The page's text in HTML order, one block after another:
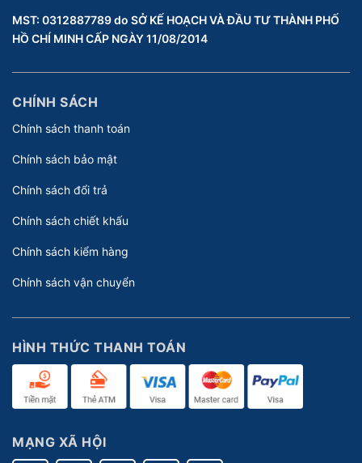
MST: 0312887789 do SỞ KẾ HOẠCH VÀ ĐẦU TƯ THÀNH PHỐ
HỒ CHÍ MINH CẤP NGÀY 11/08/2014
CHÍNH SÁCH
Chính sách thanh toán
Chính sách bảo mật
Chính sách đổi trả
Chính sách chiết khấu
Chính sách kiểm hàng
Chính sách vận chuyển
HÌNH THỨC THANH TOÁN
MẠNG XÃ HỘI